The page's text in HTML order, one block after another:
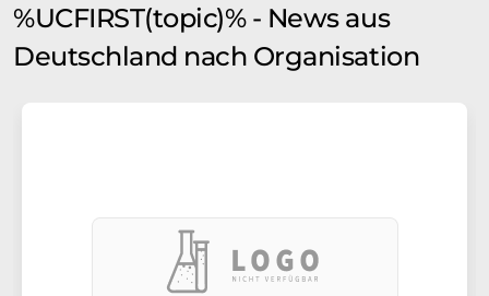
%UCFIRST(topic)% - News aus
Deutschland nach Organisation